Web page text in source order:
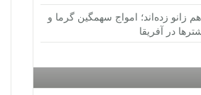
زانو زده‌اند؛ امواج سهمگین گرما و
در آفریقا